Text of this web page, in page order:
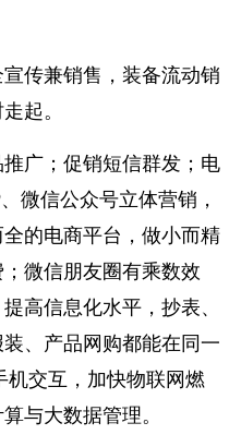
传兼销售，装备流动销
起。
广；促销短信群发；电
微信公众号立体营销，
的电商平台，做小而精
微信朋友圈有乘数效
高信息化水平，抄表、
、产品网购都能在同一
机交互，加快物联网燃
与大数据管理。